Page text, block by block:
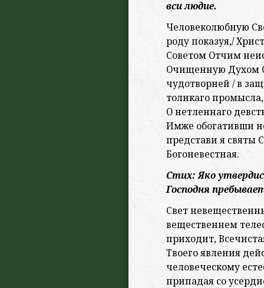
вси людие.
Человеколюбную
роду показуя,/
Советом Отчим
Очищенную Духом
чудотворней / в
толикаго
О нетленнаго
Имже обогативши
представи я святы
Богоневестная.
Стих: Яко
Господня
Свет
вещественнем
приходит,
Твоего явления
человеческому
припадая со